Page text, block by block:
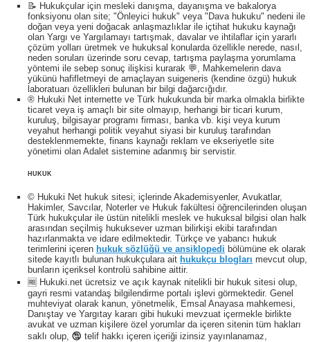
📝 Hukukçular için mesleki danışma, dayanışma ve bakalorya
fonksiyonu olan site; "Önleyici hukuk" veya "Dava hukuku" nedeni ile
doğan veya yeni doğacak anlaşmazlıklar ile içtihat hukuku kaynağı
olan Yargı ve Yargılamayı tartışmak, davalar ve ihtilaflar için yararlı
çözüm yolları üretmek ve hukuksal konularda özellikle nerede, nasıl,
neden soruları üzerinde soru cevap, tartışma paylaşma yorumlama
yöntemi ile sebep sonuç ilişkisi kurarak 💬, Mahkemelerin dava
yükünü hafifletmeyi de amaçlayan suigeneris (kendine özgü) hukuk
laboratuarı özellikleri bulunan bir bilgi dağarcığıdır.
® Hukuki Net internette ve Türk hukukunda bir marka olmakla birlikte
ticaret veya iş amaçlı bir site olmayıp, herhangi bir ticari kurum,
kuruluş, bilgisayar programı firması, banka vb. kişi veya kurum
veyahut herhangi politik veyahut siyasi bir kuruluş tarafından
desteklenmemekte, finans kaynağı reklam ve ekseriyetle site
yönetimi olan Adalet sistemine adanmış bir servistir.
HUKUK
© Hukuki Net hukuk sitesi; içlerinde Akademisyenler, Avukatlar,
Hakimler, Savcılar, Noterler ve Hukuk fakültesi öğrencilerinden oluşan
Türk hukukçular ile üstün nitelikli meslek ve hukuksal bilgisi olan halk
arasından seçilmiş hukuksever uzman bilirkişi ekibi tarafından
hazırlanmakta ve idare edilmektedir. Türkçe ve yabancı hukuk
terimlerini içeren hukuk sözlüğü ve ansiklopedi bölümüne ek olarak
sitede kayıtlı bulunan hukukçulara ait hukukçu blogları mevcut olup,
bunların içeriksel kontrolü sahibine aittir.
🆓 Hukuki.net ücretsiz ve açık kaynak nitelikli bir hukuk sitesi olup,
gayri resmi vatandaş bilgilendirme portalı işlevi görmektedir. Genel
muhteviyat olarak kanun, yönetmelik, Emsal Anayasa mahkemesi,
Danıştay ve Yargıtay kararı gibi hukuki mevzuat içermekle birlikte
avukat ve uzman kişilere özel yorumlar da içeren sitenin tüm hakları
saklı olup, 🕲 telif hakkı içeren içeriği izinsiz yayınlanamaz,